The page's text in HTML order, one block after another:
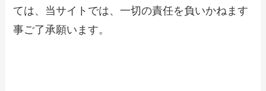
ては、当サイトでは、一切の責任を負いかねます
事ご了承願います。